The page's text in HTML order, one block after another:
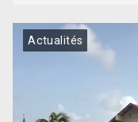
Actualités